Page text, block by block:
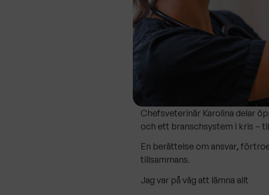
Chefsveterinär Karolina delar
och ett branschsystem i kris –
En berättelse om ansvar,
tillsammans.
Jag var på väg att lämna allt